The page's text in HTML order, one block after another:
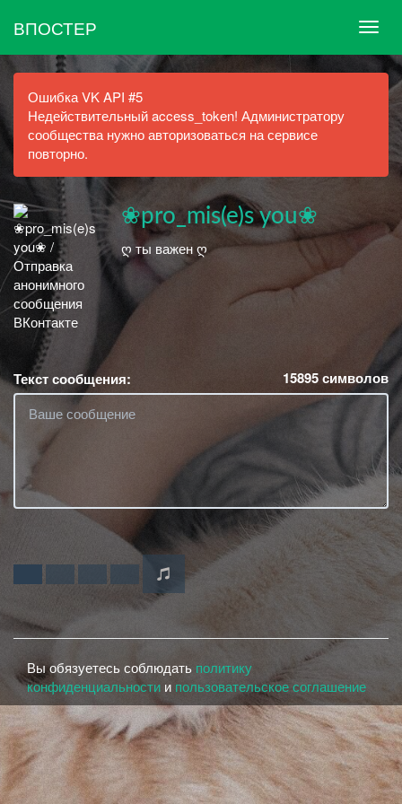
ВПОСТЕР
Ошибка VK API #5
Недействительный access_token! Администратору
сообщества нужно авторизоваться на сервисе
повторно.
❀pro_mis(e)s you❀
ღ ты важен ღ
Текст сообщения: 15895символов
Вы обязуетесь соблюдать политику
конфиденциальности и пользовательское соглашение